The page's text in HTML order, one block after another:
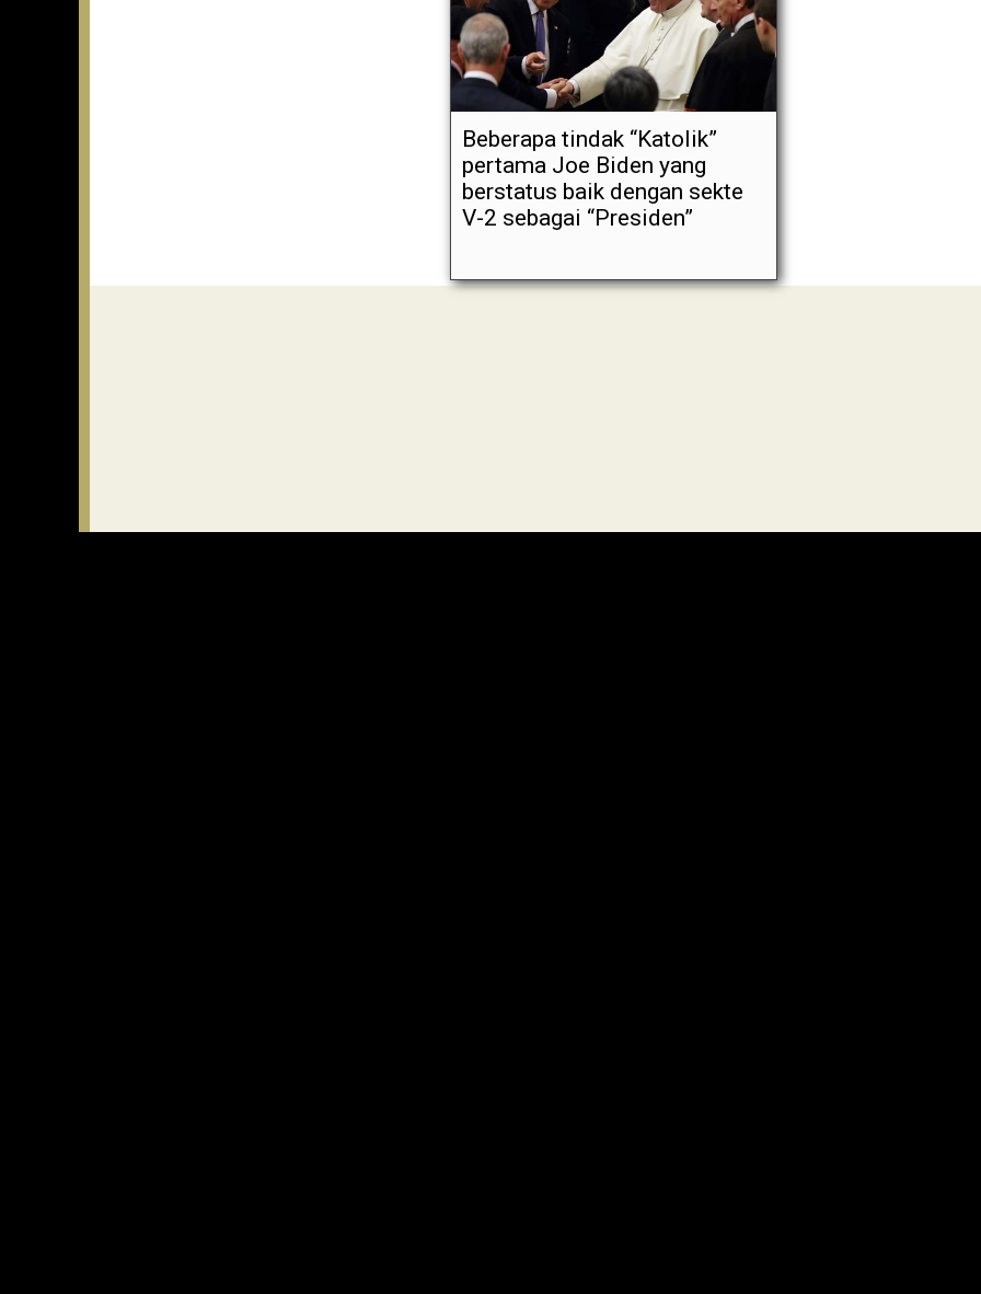
Beberapa tindak “Katolik”
pertama Joe Biden yang
berstatus baik dengan sekte
V-2 sebagai “Presiden”